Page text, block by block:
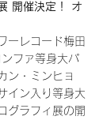
開催決定！ オ
ーレコード梅田
ファ等身大パ
ン・ミンヒョ
イン入り等身大
グラフィ展の開